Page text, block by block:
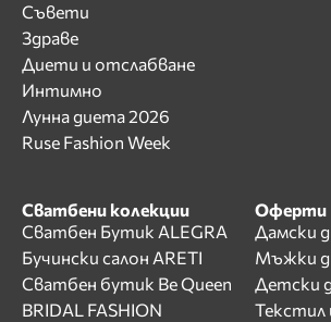
Съвети
Здраве
Диети и отслабване
Интимно
Лунна диета 2026
Ruse Fashion Week
Сватбени колекции
Сватбен Бутик ALEGRA
Бучински салон ARETI
Сватбен бутик Be Queen
BRIDAL FASHION
Оферти
Дамски
Мъжки
Детски
Текстил